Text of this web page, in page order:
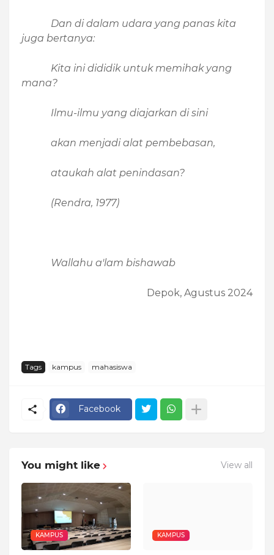
Dan di dalam udara yang panas kita
juga bertanya:
Kita ini dididik untuk memihak yang
mana?
Ilmu-ilmu yang diajarkan di sini
akan menjadi alat pembebasan,
ataukah alat penindasan?
(Rendra, 1977)
Wallahu a'lam bishawab
Depok, Agustus 2024
Tags kampus mahasiswa
Facebook
You might like View all
KAMPUS KAMPUS